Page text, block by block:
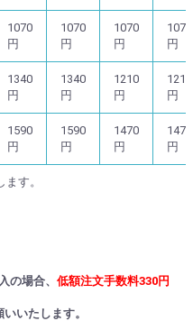
1070
円
1070
円
1070
円
1070
円
1340
円
1340
円
1210
円
1210
円
1590
円
1590
円
1470
円
1470
円
す。
の場合、 低額注文手数料330円
いたします。